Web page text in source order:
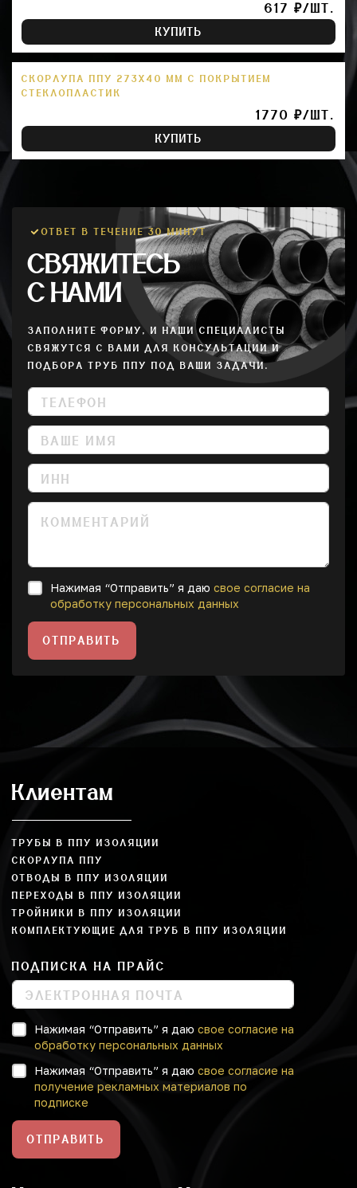
617 ₽/ШТ.
КУПИТЬ
СКОРЛУПА ППУ 273Х40 ММ С ПОКРЫТИЕМ
СТЕКЛОПЛАСТИК
1770 ₽/ШТ.
КУПИТЬ
ОТВЕТ В ТЕЧЕНИЕ 30 МИНУТ
СВЯЖИТЕСЬ
С НАМИ
ЗАПОЛНИТЕ ФОРМУ, И НАШИ СПЕЦИАЛИСТЫ
СВЯЖУТСЯ С ВАМИ ДЛЯ КОНСУЛЬТАЦИИ И
ПОДБОРА ТРУБ ППУ ПОД ВАШИ ЗАДАЧИ.
Нажимая “Отправить” я даю свое согласие на
обработку персональных данных
ОТПРАВИТЬ
Клиентам
ТРУБЫ В ППУ ИЗОЛЯЦИИ
СКОРЛУПА ППУ
ОТВОДЫ В ППУ ИЗОЛЯЦИИ
ПЕРЕХОДЫ В ППУ ИЗОЛЯЦИИ
ТРОЙНИКИ В ППУ ИЗОЛЯЦИИ
КОМПЛЕКТУЮЩИЕ ДЛЯ ТРУБ В ППУ ИЗОЛЯЦИИ
ПОДПИСКА НА ПРАЙС
Нажимая “Отправить” я даю свое согласие на
обработку персональных данных
Нажимая “Отправить” я даю свое согласие на
получение рекламных материалов по
подписке
ОТПРАВИТЬ